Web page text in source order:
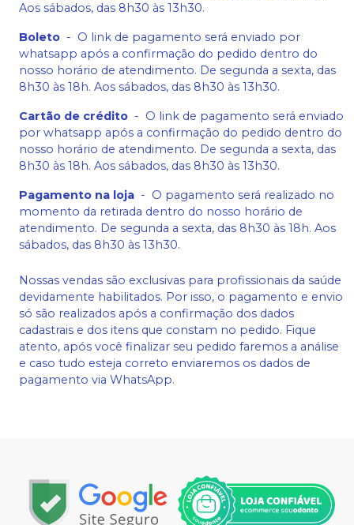
Aos sábados, das 8h30 às 13h30.
Boleto - O link de pagamento será enviado por
whatsapp após a confirmação do pedido dentro do
nosso horário de atendimento. De segunda a sexta, das
8h30 às 18h. Aos sábados, das 8h30 às 13h30.
Cartão de crédito - O link de pagamento será enviado
por whatsapp após a confirmação do pedido dentro do
nosso horário de atendimento. De segunda a sexta, das
8h30 às 18h. Aos sábados, das 8h30 às 13h30.
Pagamento na loja - O pagamento será realizado no
momento da retirada dentro do nosso horário de
atendimento. De segunda a sexta, das 8h30 às 18h. Aos
sábados, das 8h30 às 13h30.
Nossas vendas são exclusivas para profissionais da saúde
devidamente habilitados. Por isso, o pagamento e envio
só são realizados após a confirmação dos dados
cadastrais e dos itens que constam no pedido. Fique
atento, após você finalizar seu pedido faremos a análise
e caso tudo esteja correto enviaremos os dados de
pagamento via WhatsApp.